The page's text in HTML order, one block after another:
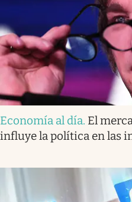
Economía al día. El
influye la política en las